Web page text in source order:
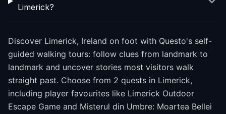
Limerick?
Discover Limerick, Ireland on foot with Questo's self-
guided walking tours: follow clues from landmark to
landmark and uncover stories most visitors walk
straight past. Choose from 2 quests in Limerick,
including player favourites like Limerick Outdoor
Escape Game and Misterul din Umbre: Moartea Bellei